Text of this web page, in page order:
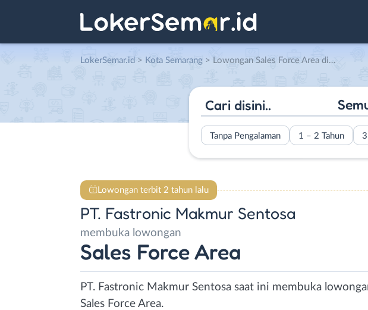
LokerSemar.id > Kota Semarang > Lowongan Sales Force Area di PT. Fastronic Makmur Sentosa
Tanpa Pengalaman 1 – 2 Tahun
Lowongan terbit 2 tahun lalu
PT. Fastronic Makmur Sentosa
membuka lowongan
Sales Force Area
PT. Fastronic Makmur Sentosa saat ini membuka
Sales Force Area.